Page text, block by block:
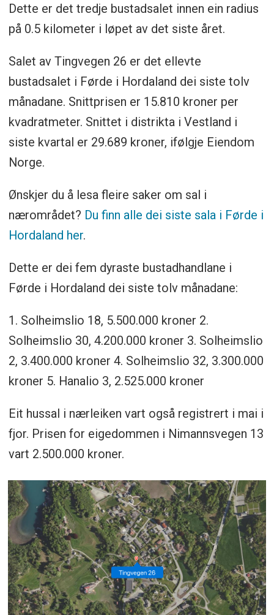
Dette er det tredje bustadsalet innen ein radius
på 0.5 kilometer i løpet av det siste året.
Salet av Tingvegen 26 er det ellevte
bustadsalet i Førde i Hordaland dei siste tolv
månadane. Snittprisen er 15.810 kroner per
kvadratmeter. Snittet i distrikta i Vestland i
siste kvartal er 29.689 kroner, ifølgje Eiendom
Norge.
Ønskjer du å lesa fleire saker om sal i
nærområdet? Du finn alle dei siste sala i Førde i
Hordaland her.
Dette er dei fem dyraste bustadhandlane i
Førde i Hordaland dei siste tolv månadane:
1. Solheimslio 18, 5.500.000 kroner 2.
Solheimslio 30, 4.200.000 kroner 3. Solheimslio
2, 3.400.000 kroner 4. Solheimslio 32, 3.300.000
kroner 5. Hanalio 3, 2.525.000 kroner
Eit hussal i nærleiken vart også registrert i mai i
fjor. Prisen for eigedommen i Nimannsvegen 13
vart 2.500.000 kroner.